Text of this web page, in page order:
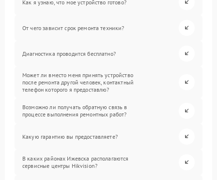
Как я узнаю, что мое устройство готово?
От чего зависит срок ремонта техники?
Диагностика проводится бесплатно?
Может ли вместо меня принять устройство
после ремонта другой человек, контактный
телефон которого я предоставлю?
Возможно ли получать обратную связь в
процессе выполнения ремонтных работ?
Какую гарантию вы предоставляете?
В каких районах Ижевска располагаются
сервисные центры Hikvision?